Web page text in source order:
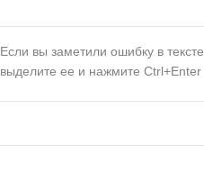
Если вы заметили ошибку в тексте,
выделите ее и нажмите Ctrl+Enter